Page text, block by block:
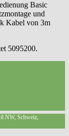
Basic
und
Kabel von 3m
5095200.
NW, Schweiz,